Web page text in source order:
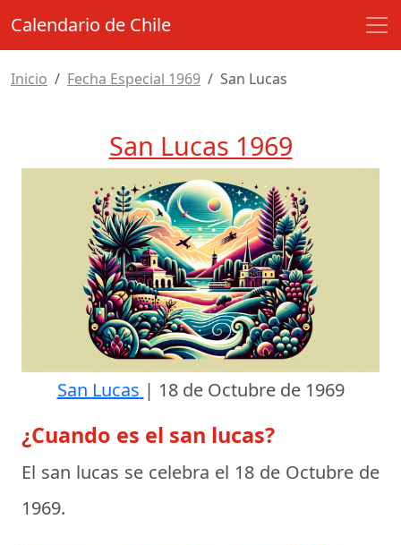
Calendario de Chile
Inicio Fecha Especial 1969 San Lucas
San Lucas 1969
San Lucas | 18 de Octubre de 1969
¿Cuando es el san lucas?
El san lucas se celebra el 18 de Octubre de
1969.